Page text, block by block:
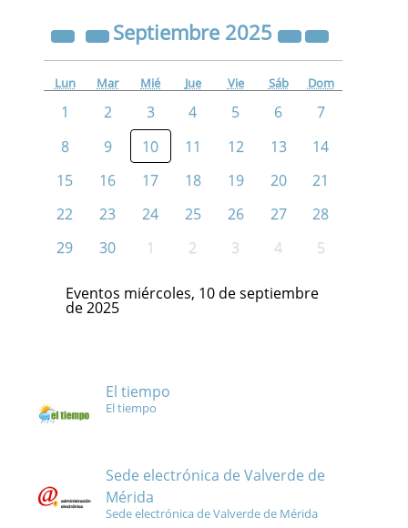
Septiembre 2025
Lun Mar Mié Jue Vie Sáb Dom
1 2 3 4 5 6
7
8
9 10 11 12 13
14
15
16 17 18 19 20
21
22
23 24 25 26 27
28
29
30 1 2 3 4 5
Eventos miércoles, 10 de septiembre
de 2025
El tiempo
El tiempo
Sede electrónica de Valverde de
Mérida
Sede electrónica de Valverde de Mérida